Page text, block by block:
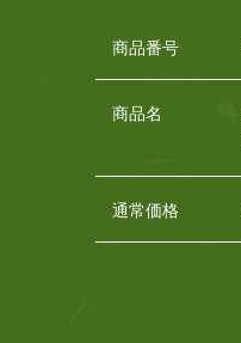
商品番号
商品名
通常価格